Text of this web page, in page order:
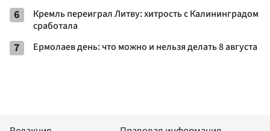
6
Кремль переиграл Литву: хитрость с Калининградом
сработала
7 Ермолаев день: что можно и нельзя делать 8 августа